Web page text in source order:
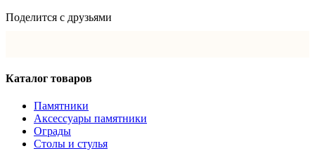
Поделится с друзьями
Каталог товаров
Памятники
Аксессуары памятники
Ограды
Столы и стулья